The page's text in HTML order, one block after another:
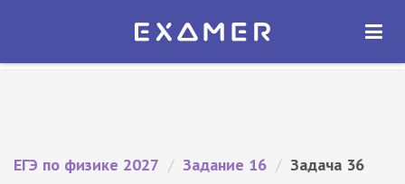
Экзамер — ЕГЭ 2027
ОТКРЫТЬ
ЕГЭ по физике 2027 / Задание 16 / Задача 36